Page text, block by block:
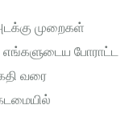
முறைகள்
எங்களுடைய போராட்ட
வரை